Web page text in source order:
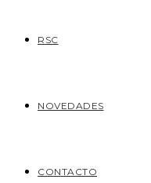
RSC
NOVEDADES
CONTACTO